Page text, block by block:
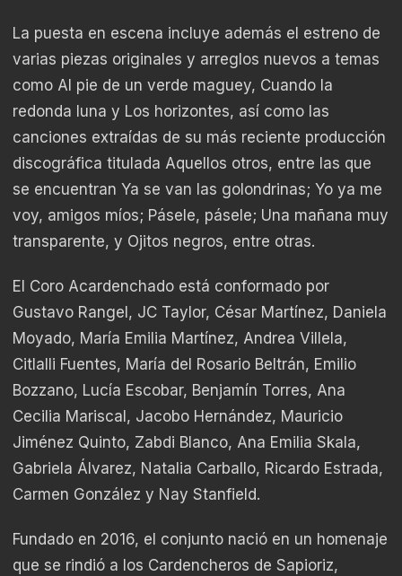
La puesta en escena incluye además el estreno de
varias piezas originales y arreglos nuevos a temas
como Al pie de un verde maguey, Cuando la
redonda luna y Los horizontes, así como las
canciones extraídas de su más reciente producción
discográfica titulada Aquellos otros, entre las que
se encuentran Ya se van las golondrinas; Yo ya me
voy, amigos míos; Pásele, pásele; Una mañana muy
transparente, y Ojitos negros, entre otras.
El Coro Acardenchado está conformado por
Gustavo Rangel, JC Taylor, César Martínez, Daniela
Moyado, María Emilia Martínez, Andrea Villela,
Citlalli Fuentes, María del Rosario Beltrán, Emilio
Bozzano, Lucía Escobar, Benjamín Torres, Ana
Cecilia Mariscal, Jacobo Hernández, Mauricio
Jiménez Quinto, Zabdi Blanco, Ana Emilia Skala,
Gabriela Álvarez, Natalia Carballo, Ricardo Estrada,
Carmen González y Nay Stanfield.
Fundado en 2016, el conjunto nació en un homenaje
que se rindió a los Cardencheros de Sapioriz,